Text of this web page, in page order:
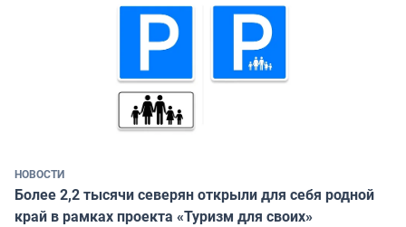
НОВОСТИ
Более 2,2 тысячи северян открыли для себя родной
край в рамках проекта «Туризм для своих»